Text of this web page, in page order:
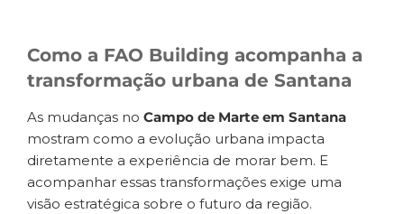
Como a FAO Building acompanha a
transformação urbana de Santana
As mudanças no Campo de Marte em Santana
mostram como a evolução urbana impacta
diretamente a experiência de morar bem. E
acompanhar essas transformações exige uma
visão estratégica sobre o futuro da região.